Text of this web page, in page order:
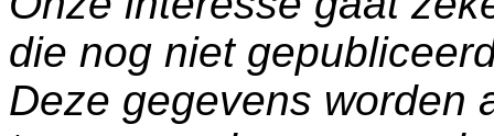
die nog niet
Deze gegevens worden